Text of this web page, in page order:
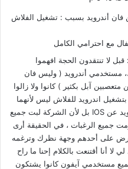
فان أندرويد بسبب : تشغيل الفلاش
مع احترامي الكامل
لا تنتقدون الحجة افهموا
مستخدمي أندرويد ( وليس فان
آبل بكثير ) كانوا ولا زالوا
اندرويد للفلاش ليس لأنهما
ميزة يتميز بها الأندرويد عن IOS بل لأن الشركة لبت جميع
جميع الرغبات ، في الحقيقة أرى
على أحدهم وجهة نظرك وترغمه
لا أنا أقتنعت بالكلام إحنا ما راح
مستخدمي آيفون كانوا يشتكون